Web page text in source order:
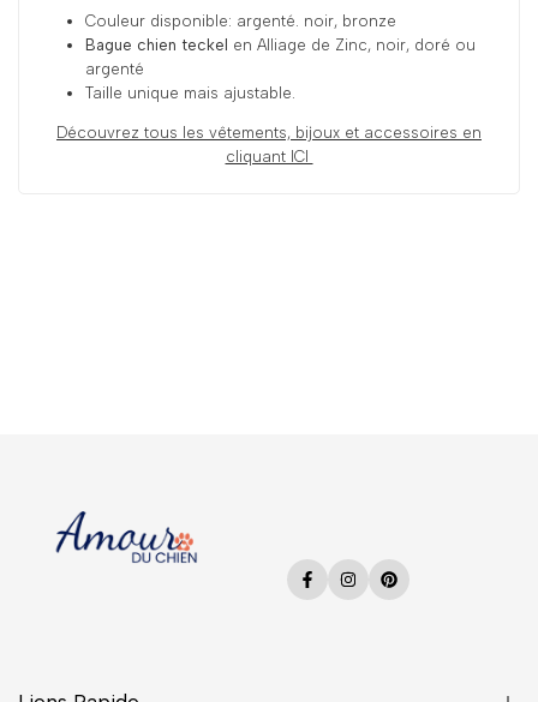
Couleur disponible: argenté. noir, bronze
Bague chien teckel en Alliage de Zinc, noir, doré ou
argenté
Taille unique mais ajustable.
Découvrez tous les vêtements, bijoux et accessoires en
cliquant ICI
Facebook
InstagramPinterest